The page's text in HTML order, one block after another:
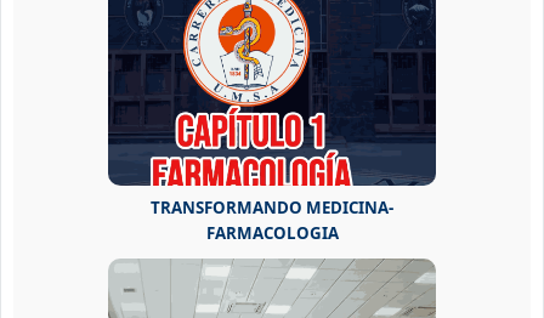
TRANSFORMANDO MEDICINA-
FARMACOLOGIA